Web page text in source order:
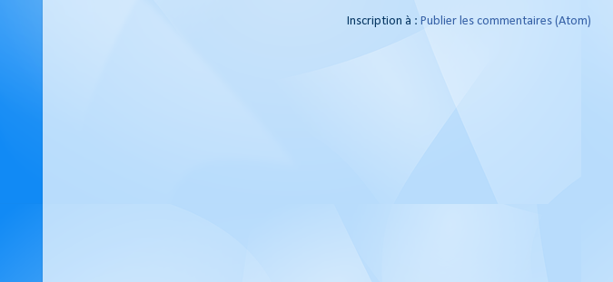
Inscription à : Publier les commentaires (Atom)